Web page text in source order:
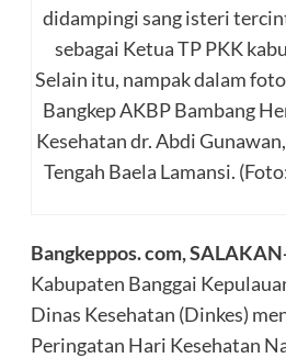
didampingi sang isteri
sebagai Ketua TP PKK
Selain itu, nampak dalam
Bangkep AKBP Bambang
Kesehatan dr. Abdi
Tengah Baela Lamansi.
Bangkeppos. com,
Kabupaten Banggai
Dinas Kesehatan (Dinkes)
Peringatan Hari Kesehatan